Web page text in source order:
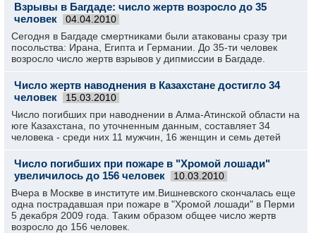
Взрывы в Багдаде: число жертв возросло до 35
человек
04.04.2010
Сегодня в Багдаде смертниками были атакованы сразу три
посольства: Ирана, Египта и Германии. До 35-ти человек
возросло число жертв взрывов у дипмиссии в Багдаде.
Число жертв наводнения в Казахстане достигло 34
человек
15.03.2010
Число погибших при наводнении в Алма-Атинской области на
юге Казахстана, по уточненным данным, составляет 34
человека - среди них 11 мужчин, 16 женщин и семь детей
Число погибших при пожаре в "Хромой лошади"
увеличилось до 156 человек
10.03.2010
Вчера в Москве в институте им.Вишневского скончалась еще
одна пострадавшая при пожаре в "Хромой лошади" в Перми
5 декабря 2009 года. Таким образом общее число жертв
возросло до 156 человек.